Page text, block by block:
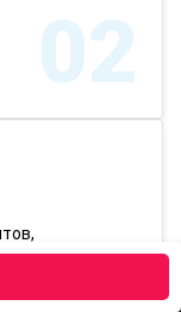
02